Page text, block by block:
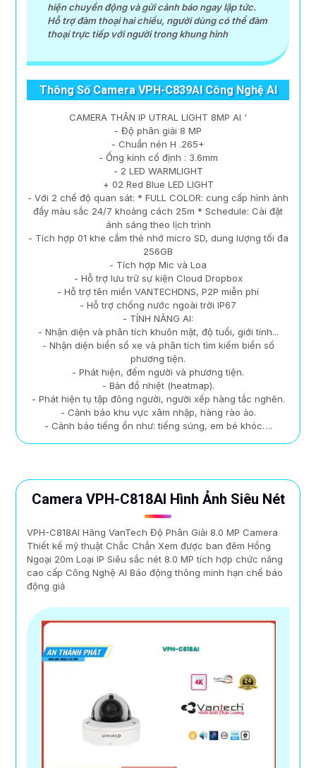
hiện chuyển động và gửi cảnh báo ngay lập tức.
Hỗ trợ đàm thoại hai chiều, người dùng có thể đàm
thoại trực tiếp với người trong khung hình
Thông Số Camera VPH-C839AI Công Nghệ AI
CAMERA THÂN IP UTRAL LIGHT 8MP AI '
- Độ phân giải 8 MP
- Chuẩn nén H .265+
- Ống kính cố định : 3.6mm
- 2 LED WARMLIGHT
+ 02 Red Blue LED LIGHT
- Với 2 chế độ quan sát: * FULL COLOR: cung cấp hình ảnh
đầy màu sắc 24/7 khoảng cách 25m * Schedule: Cài đặt
ánh sáng theo lịch trình
- Tích hợp 01 khe cắm thẻ nhớ micro SD, dung lượng tối đa
256GB
- Tích hợp Mic và Loa
- Hỗ trợ lưu trữ sự kiện Cloud Dropbox
- Hỗ trợ tên miền VANTECHDNS, P2P miễn phí
- Hỗ trợ chống nước ngoài trời IP67
- TÍNH NĂNG AI:
- Nhận diện và phân tích khuôn mặt, độ tuổi, giới tính...
- Nhận diện biển số xe và phân tích tìm kiếm biển số
phương tiện.
- Phát hiện, đếm người và phương tiện.
- Bản đồ nhiệt (heatmap).
- Phát hiện tụ tập đông người, người xếp hàng tắc nghẽn.
- Cảnh báo khu vực xâm nhập, hàng rào ảo.
- Cảnh báo tiếng ồn như: tiếng súng, em bé khóc….
Camera VPH-C818AI Hình Ảnh Siêu Nét
VPH-C818AI Hãng VanTech Độ Phân Giải 8.0 MP Camera
Thiết kế mỹ thuật Chắc Chắn Xem được ban đêm Hồng
Ngoại 20m Loại IP Siêu sắc nét 8.0 MP tích hợp chức năng
cao cấp Công Nghệ AI Báo động thông minh hạn chế báo
động giả